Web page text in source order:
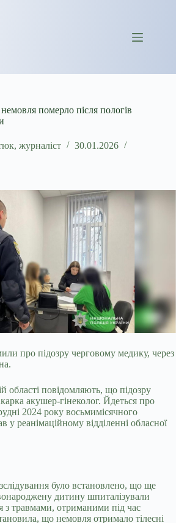
померло після пологів
журналіст
30.01.2026
про підозру черговому медику, через
області повідомляють, що підозру
акушер-гінеколог. Йдеться про
2024 року восьмимісячного
у реанімаційному відділенні обласної
було встановлено, що ще
дитину шпиталізували
з травмами, отриманими під час
що немовля отримало тілесні